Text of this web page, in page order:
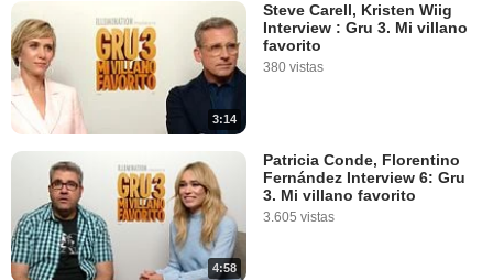
3:14
Steve Carell, Kristen Wiig
Interview : Gru 3. Mi villano
favorito
380 vistas
4:58
Patricia Conde, Florentino
Fernández Interview 6: Gru
3. Mi villano favorito
3.605 vistas